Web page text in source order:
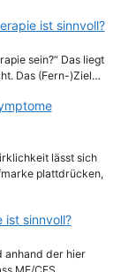
ist sinnvoll?
sein?“ Das liegt
Das (Fern-)Ziel…
lässt sich
plattdrücken,
ist sinnvoll?
anhand der hier